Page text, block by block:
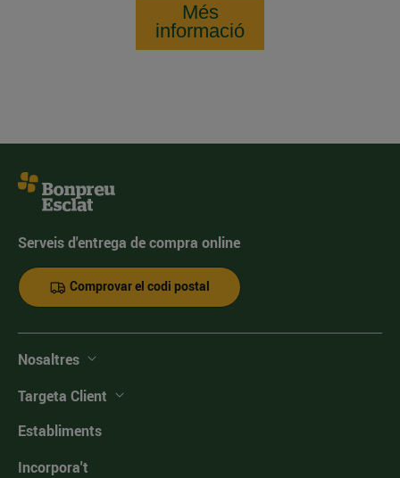
Més
informació
Serveis d'entrega de compra online
Comprovar el codi postal
Nosaltres
Targeta Client
Establiments
Incorpora't